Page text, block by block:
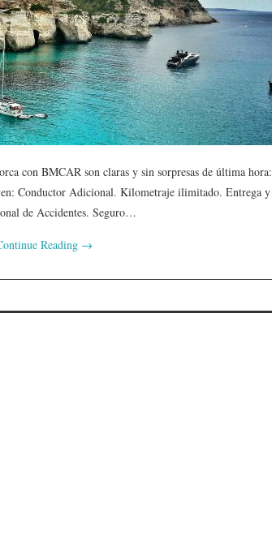
con BMCAR son claras y sin sorpresas de última hora:
Conductor Adicional. Kilometraje ilimitado. Entrega y
de Accidentes. Seguro…
Reading →